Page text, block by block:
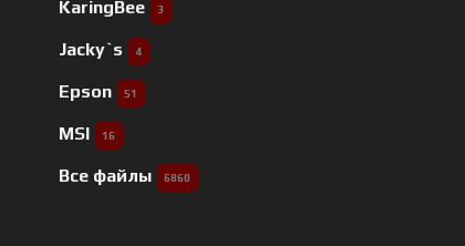
KaringBee 3
Jacky`s 4
Epson 51
MSI 16
Все файлы 6860